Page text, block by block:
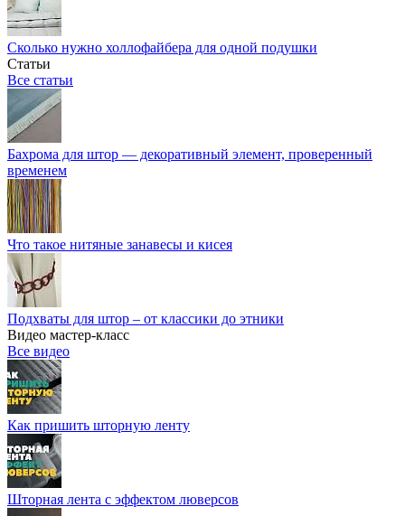
Сколько нужно холлофайбера для одной подушки
Статьи
Все статьи
Бахрома для штор — декоративный элемент, проверенный
временем
Что такое нитяные занавесы и кисея
Подхваты для штор – от классики до этники
Видео мастер-класс
Все видео
Как пришить шторную ленту
Шторная лента с эффектом люверсов